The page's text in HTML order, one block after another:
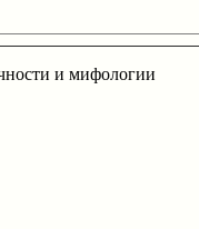
и мифологии